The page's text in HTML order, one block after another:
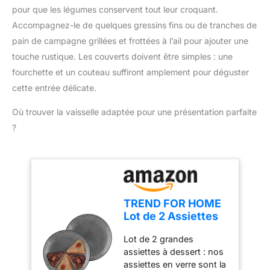
les légumes et les fruits
en 3 secondes. Le
poussoir de sécurité
garantit que vous ne
vous couperez pas les
doigts en l'utilisant.
domestique ou
nettoyer, lavables au
lave-vaisselle.
position verrouillée pour
un rangement sécurisé
Durable et peu
encombrante – Grâce à
sa structure robuste et à
son format compact,
durer. Elle se range
facilement dans un tiroir
organisée sans occuper
d’espace inutile
embouts en caoutchouc
stabilité. Facile à nettoyer
- Compatible lave-
vaisselle.
pour que les légumes conservent tout leur croquant.
Accompagnez-le de quelques gressins fins ou de tranches de
pain de campagne grillées et frottées à l’ail pour ajouter une
touche rustique. Les couverts doivent être simples : une
fourchette et un couteau suffiront amplement pour déguster
cette entrée délicate.
Où trouver la vaisselle adaptée pour une présentation parfaite
?
TREND FOR HOME
Lot de 2 Assiettes
Couleur Presentoir
a Gateau Service
Asiette Plat à Tarte
Lot de 2 grandes
assiettes à dessert : nos
assiettes en verre sont la